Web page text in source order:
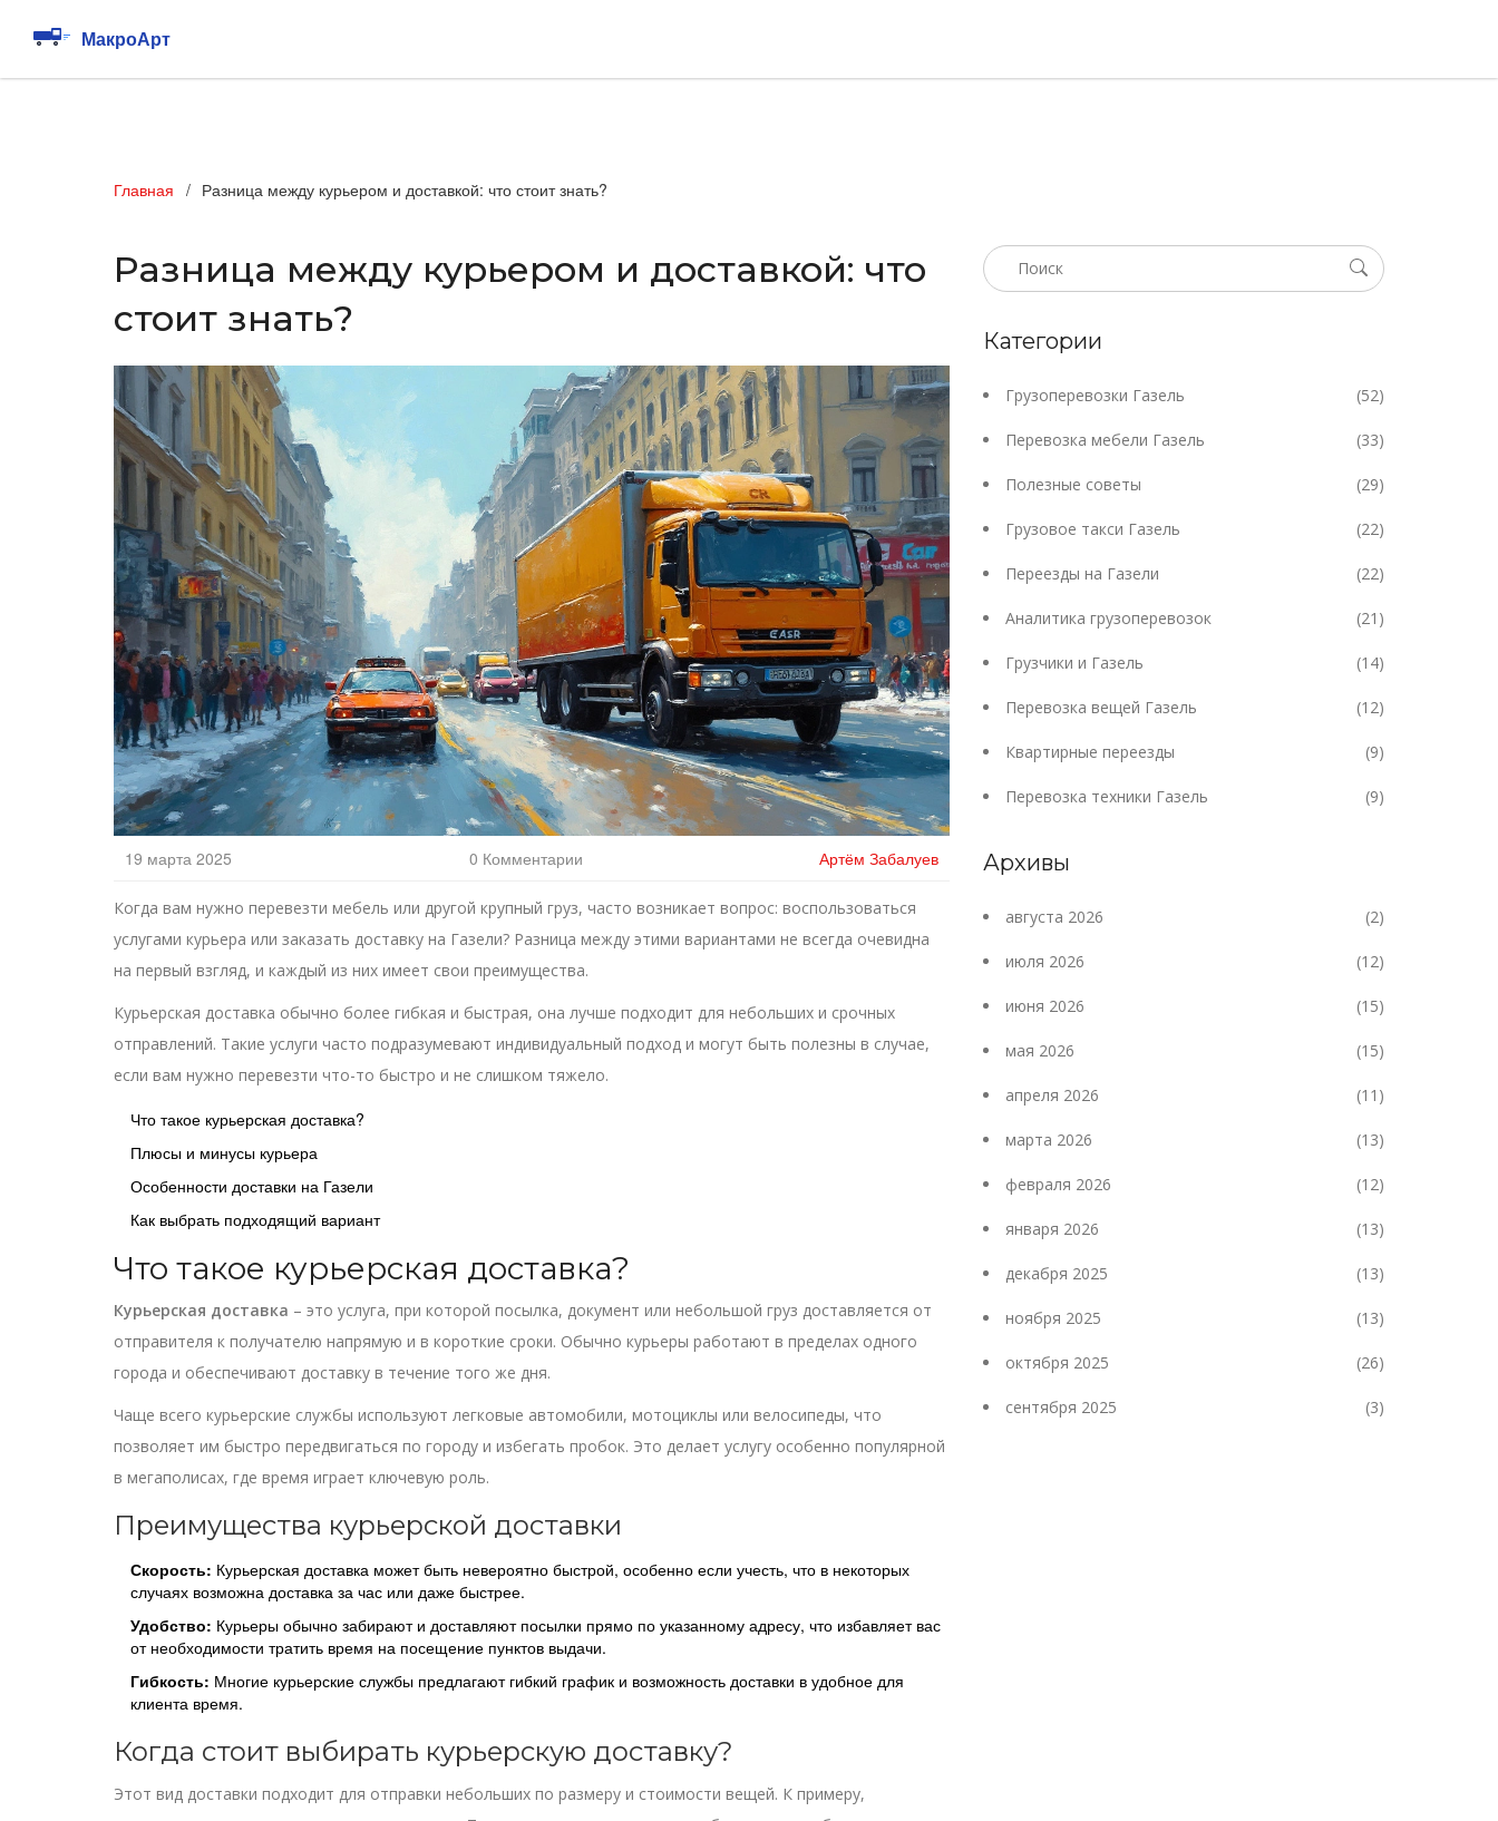
Главная Разница между курьером и доставкой: что стоит знать?
Разница между курьером и доставкой: что
стоит знать?
19 марта 2025 0 Комментарии Артём Забалуев
Когда вам нужно перевезти мебель или другой крупный груз, часто возникает вопрос: воспользоваться
услугами курьера или заказать доставку на Газели? Разница между этими вариантами не всегда очевидна
на первый взгляд, и каждый из них имеет свои преимущества.
Курьерская доставка обычно более гибкая и быстрая, она лучше подходит для небольших и срочных
отправлений. Такие услуги часто подразумевают индивидуальный подход и могут быть полезны в случае,
если вам нужно перевезти что-то быстро и не слишком тяжело.
Что такое курьерская доставка?
Плюсы и минусы курьера
Особенности доставки на Газели
Как выбрать подходящий вариант
Что такое курьерская доставка?
Курьерская доставка – это услуга, при которой посылка, документ или небольшой груз доставляется от
отправителя к получателю напрямую и в короткие сроки. Обычно курьеры работают в пределах одного
города и обеспечивают доставку в течение того же дня.
Чаще всего курьерские службы используют легковые автомобили, мотоциклы или велосипеды, что
позволяет им быстро передвигаться по городу и избегать пробок. Это делает услугу особенно популярной
в мегаполисах, где время играет ключевую роль.
Преимущества курьерской доставки
Скорость: Курьерская доставка может быть невероятно быстрой, особенно если учесть, что в некоторых
случаях возможна доставка за час или даже быстрее.
Удобство: Курьеры обычно забирают и доставляют посылки прямо по указанному адресу, что избавляет вас
от необходимости тратить время на посещение пунктов выдачи.
Гибкость: Многие курьерские службы предлагают гибкий график и возможность доставки в удобное для
клиента время.
Когда стоит выбирать курьерскую доставку?
Этот вид доставки подходит для отправки небольших по размеру и стоимости вещей. К примеру,
Категории
Грузоперевозки Газель (52)
Перевозка мебели Газель (33)
Полезные советы (29)
Грузовое такси Газель (22)
Переезды на Газели (22)
Аналитика грузоперевозок (21)
Грузчики и Газель (14)
Перевозка вещей Газель (12)
Квартирные переезды (9)
Перевозка техники Газель (9)
Архивы
августа 2026 (2)
июля 2026 (12)
июня 2026 (15)
мая 2026 (15)
апреля 2026 (11)
марта 2026 (13)
февраля 2026 (12)
января 2026 (13)
декабря 2025 (13)
ноября 2025 (13)
октября 2025 (26)
сентября 2025 (3)